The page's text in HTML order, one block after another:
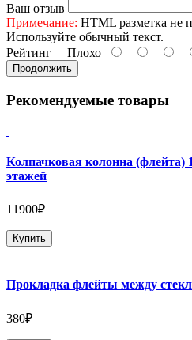
Ваш отзыв
Примечание: HTML разметка не
Используйте обычный текст.
Рейтинг Плохо
Продолжить
Рекомендуемые товары
Колпачковая колонна
этажей
11900₽
Купить
Прокладка флейты между
380₽